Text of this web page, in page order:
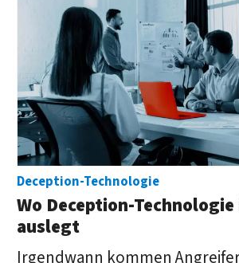
Deception-Technologie
Wo Deception-
auslegt
Irgendwann kommen